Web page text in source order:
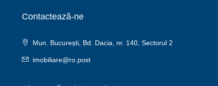
Contactează-ne
Mun. București, Bd. Dacia, nr. 140, Sectorul 2
imobiliare@ro.post